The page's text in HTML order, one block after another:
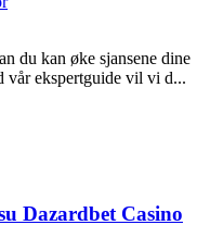
du kan øke sjansene dine
vår ekspertguide vil vi d...
Dazardbet Casino